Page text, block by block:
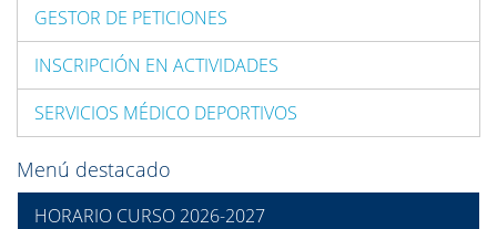
GESTOR DE PETICIONES
INSCRIPCIÓN EN ACTIVIDADES
SERVICIOS MÉDICO DEPORTIVOS
Menú destacado
HORARIO CURSO 2026-2027